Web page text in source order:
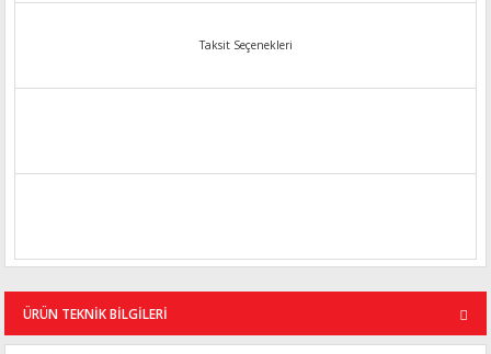
Taksit Seçenekleri
ÜRÜN TEKNİK BİLGİLERİ